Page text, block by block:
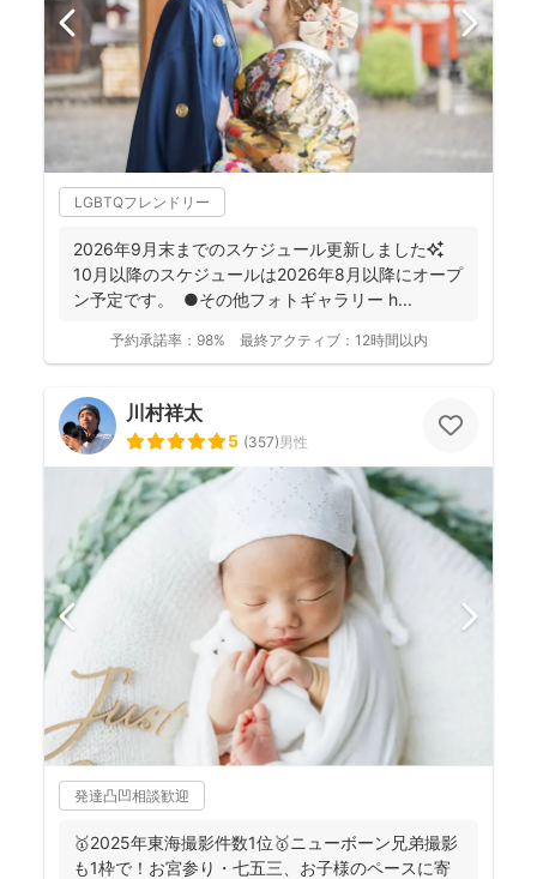
LGBTQフレンドリー
2026年9月末までのスケジュール更新しました✨
10月以降のスケジュールは2026年8月以降にオープ
ン予定です。 ●その他フォトギャラリー h...
予約承諾率： 98% 最終アクティブ： 12時間以内
川村祥太
5 (357)男性
発達凸凹相談歓迎
🥇2025年東海撮影件数1位🥇ニューボーン兄弟撮影
も1枠で！お宮参り・七五三、お子様のペースに寄